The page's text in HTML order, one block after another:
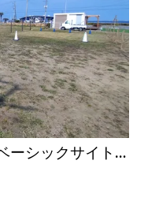
カーステイあじがうら ベーシックサイト（6m×5ｍ）